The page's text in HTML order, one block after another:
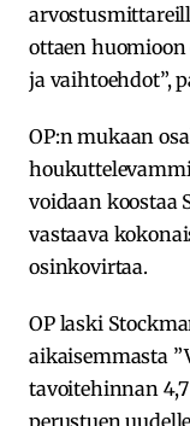
ottaen
ja vaihtoehdot”,
OP:n mukaan
voidaan koostaa
vastaava
osinkovirtaa.
OP laski
aikaisemmasta
tavoitehinnan
perustuen